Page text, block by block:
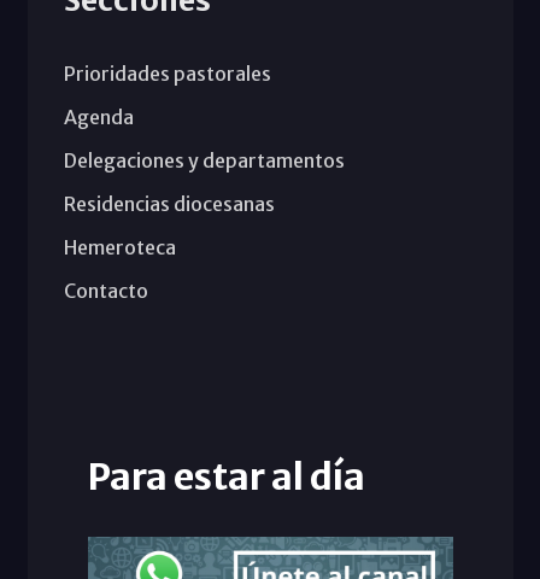
Prioridades pastorales
Agenda
Delegaciones y departamentos
Residencias diocesanas
Hemeroteca
Contacto
Para estar al día